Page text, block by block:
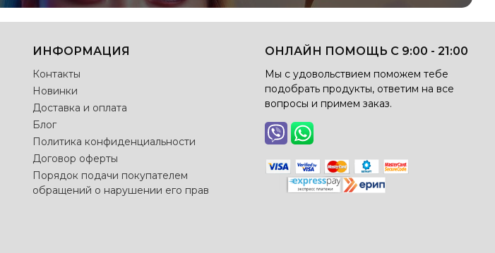
ИНФОРМАЦИЯ
Контакты
Новинки
Доставка и оплата
Блог
Политика конфиденциальности
Договор оферты
Порядок подачи покупателем
обращений о нарушении его прав
ОНЛАЙН ПОМОЩЬ С 9:00 - 21:00
Мы с удовольствием поможем тебе
подобрать продукты, ответим на все
вопросы и примем заказ.